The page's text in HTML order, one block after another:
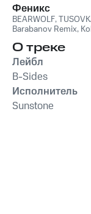
Феникс
BEARWOLF,
Barabanov Remix,
О треке
Лейбл
B-Sides
Исполнитель
Sunstone